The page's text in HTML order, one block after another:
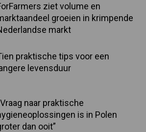
ziet volume en
groeien in krimpende
markt
praktische tips voor een
levensduur
naar praktische
is in Polen
dan ooit”